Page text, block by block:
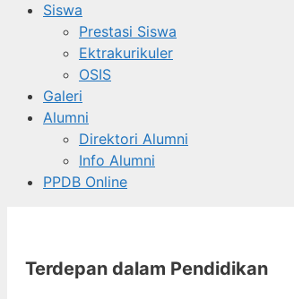
Siswa
Prestasi Siswa
Ektrakurikuler
OSIS
Galeri
Alumni
Direktori Alumni
Info Alumni
PPDB Online
Terdepan dalam Pendidikan